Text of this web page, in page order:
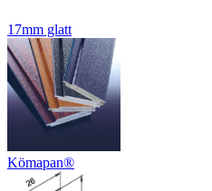
17mm glatt
Kömapan®